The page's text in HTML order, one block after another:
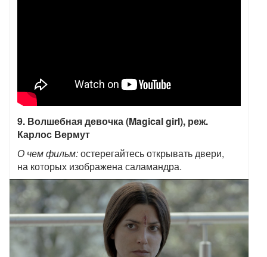
9. Волшебная девочка (Magical girl), реж.
Карлос Вермут
О чем фильм:остерегайтесь открывать двери,
на которых изображена саламандра.